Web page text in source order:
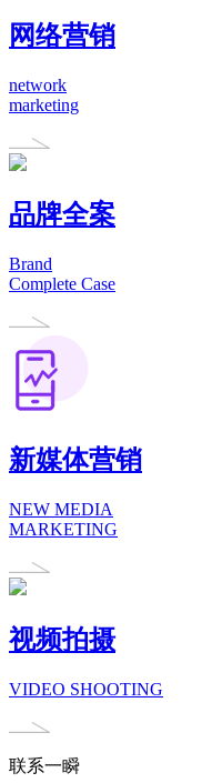
网络营销
network
marketing
品牌全案
Brand
Complete Case
新媒体营销
NEW MEDIA
MARKETING
视频拍摄
VIDEO SHOOTING
联系一瞬